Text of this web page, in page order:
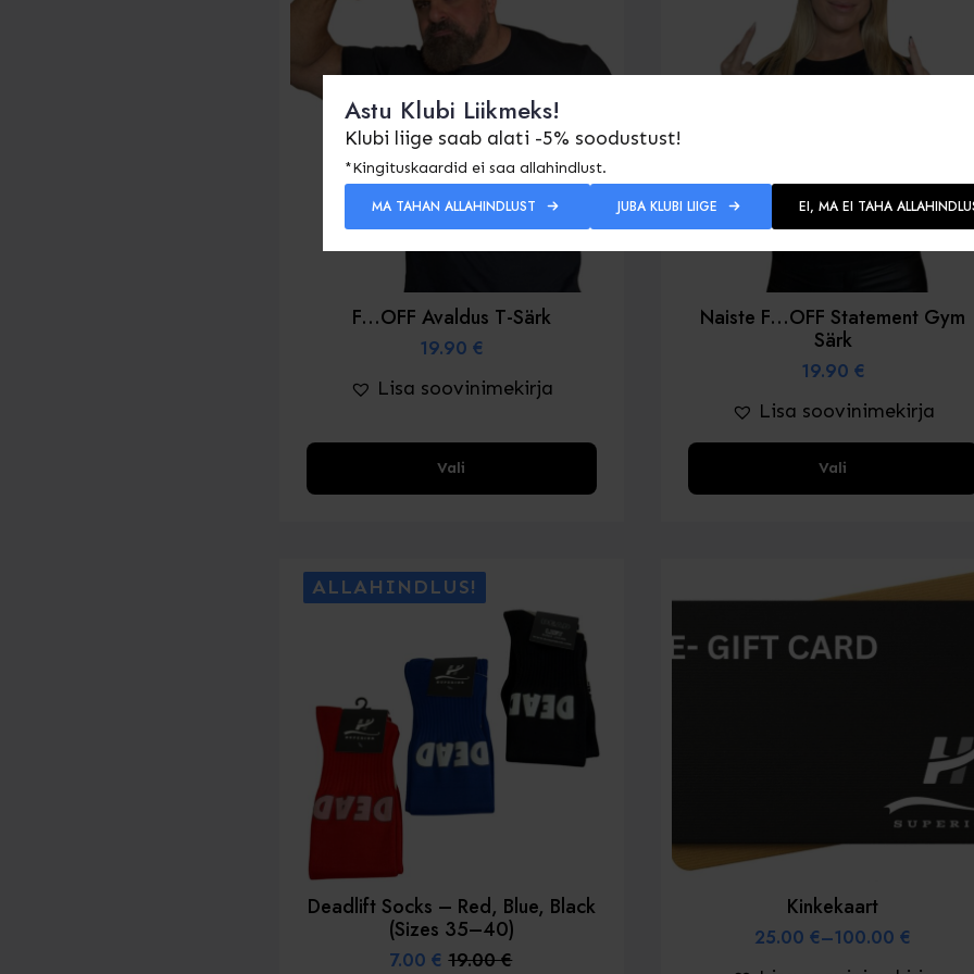
Valikud
saab
valida
toote
saab
valida
F...OFF Avaldus T-Särk
19.90 €
Lisa soovinimekirja
Vali
Sellel
tootel
varianti.
Valikud
toote
lehel
Naiste F...OFF Statement Gym
Särk
19.90 €
Lisa soovinimekirja
Vali
Sellel
tootel
Valikud
saab
ALLAHINDLUS!
Deadlift Socks – Red, Blue, Black
(Sizes 35–40)
19.00€
Algne
7.00€ Praegune
Kinkekaart
25.00€–100.00€
Price
range:
Astu Klubi Liikmeks!
Klubi liige saab alati -5% soodustust!
*Kingituskaardid ei saa allahindlust.
MA TAHAN ALLAHINDLUST JUBA KLUBI LIIGE EI, MA EI TAHA